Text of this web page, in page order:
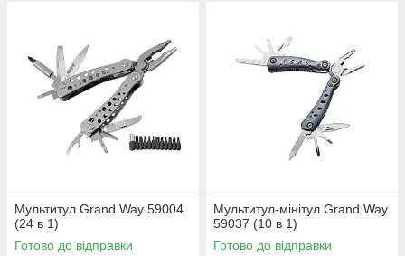
Мультитул Grand Way 59004
(24 в 1)
Готово до відправки
Мультитул-мінітул Grand Way
59037 (10 в 1)
Готово до відправки